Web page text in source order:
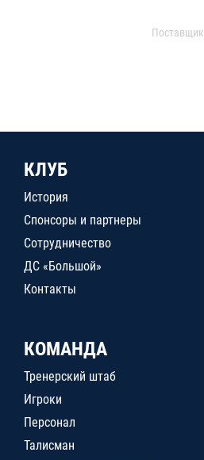
Поставщик
КЛУБ
История
Спонсоры и партнеры
Сотрудничество
ДС «Большой»
Контакты
КОМАНДА
Тренерский штаб
Игроки
Персонал
Талисман